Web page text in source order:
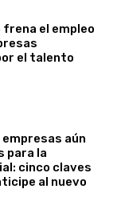
el empleo
el talento
aún
para la
cinco claves
al nuevo